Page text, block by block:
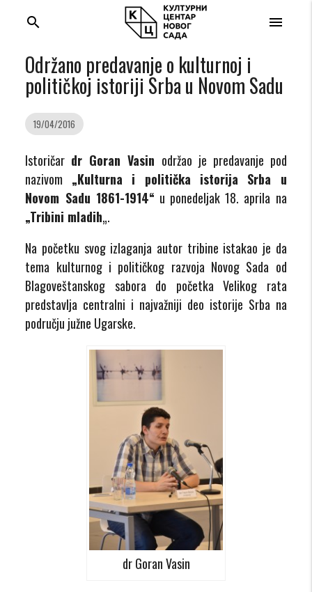
menu
search
Održano predavanje o kulturnoj i
političkoj istoriji Srba u Novom Sadu
19/04/2016
Istoričar dr Goran Vasin održao je predavanje pod
nazivom „Kulturna i politička istorija Srba u
Novom Sadu 1861-1914“ u ponedeljak 18. aprila na
„Tribini mladih„.
Na početku svog izlaganja autor tribine istakao je da
tema kulturnog i političkog razvoja Novog Sada od
Blagoveštanskog sabora do početka Velikog rata
predstavlja centralni i najvažniji deo istorije Srba na
području južne Ugarske.
dr Goran Vasin